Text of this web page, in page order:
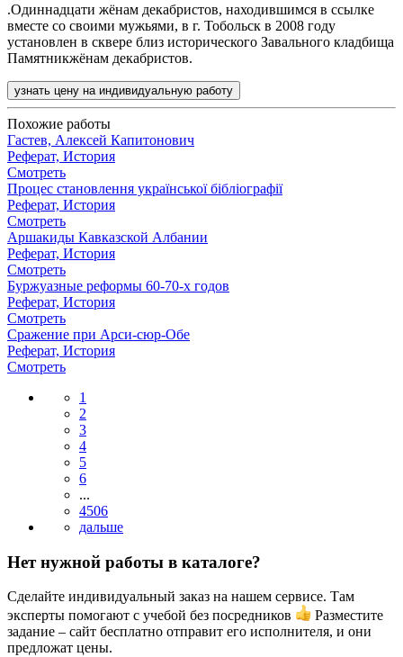
.Одиннадцати жёнам декабристов, находившимся в ссылке
вместе со своими мужьями, в г. Тобольск в 2008 году
установлен в сквере близ исторического Завального кладбища
Памятникжёнам декабристов.
узнать цену на индивидуальную работу
Похожие работы
Гастев, Алексей Капитонович
Реферат, История
Смотреть
Процес становлення української бібліографії
Реферат, История
Смотреть
Аршакиды Кавказской Албании
Реферат, История
Смотреть
Буржуазные реформы 60-70-х годов
Реферат, История
Смотреть
Сражение при Арси-сюр-Обе
Реферат, История
Смотреть
1
2
3
4
5
6
...
4506
Нет нужной работы в каталоге?
Сделайте индивидуальный заказ на нашем сервисе. Там
эксперты помогают с учебой без посредников
Разместите
задание – сайт бесплатно отправит его исполнителя, и они
предложат цены.